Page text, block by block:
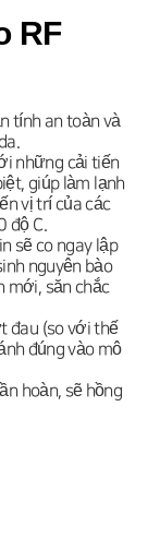
RF
tính an toàn và
những cải tiến
giúp làm lạnh
vị trí của các
độ C.
sẽ co ngay lập
nguyên bào
mới, săn chắc
đau (so với thế
đúng vào mô
hoàn, sẽ hồng